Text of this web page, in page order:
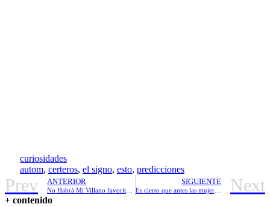
curiosidades
autom, certeros, el signo, esto, predicciones
Prev ANTERIOR SIGUIENTE
Es cierto que antes las mujeres tenían celo Next
+ contenido